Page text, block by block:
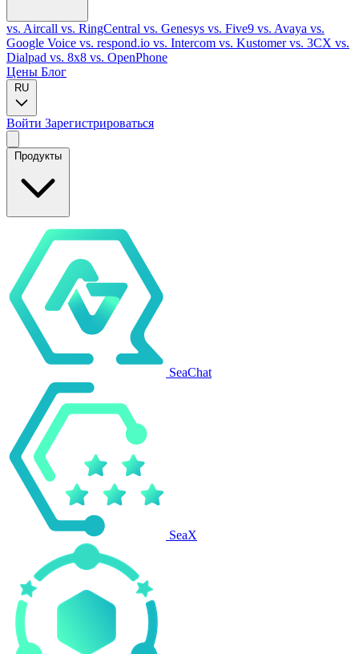
vs. Aircall vs. RingCentral vs. Genesys vs. Five9 vs. Avaya vs.
Google Voice vs. respond.io vs. Intercom vs. Kustomervs. 3CX vs.
Dialpad vs. 8x8 vs. OpenPhone
Цены Блог
RU
Войти Зарегистрироваться
Продукты
SeaChat
SeaX